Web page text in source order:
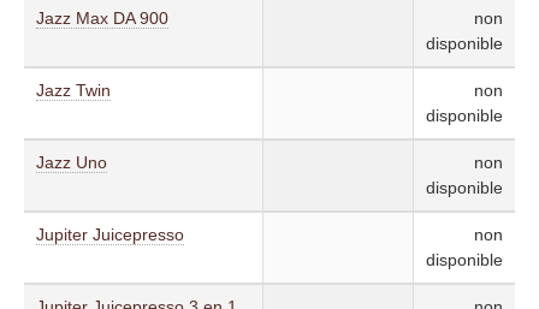
Jazz Max DA 900
non
disponible
Jazz Twin
non
disponible
Jazz Uno
non
disponible
Jupiter Juicepresso
non
disponible